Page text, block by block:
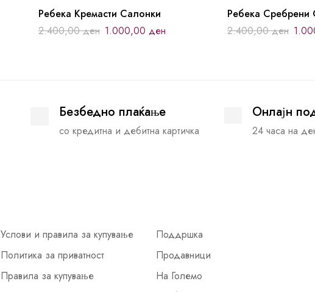
Ребека Кремасти Салонки
2.400,00ден 1.000,00 ден
Ребека Сребрени
2.400,00ден
Безбедно плаќање
со кредитна и дебитна картичка
Онлајн
24 часа на
Услови и правила за купување
Политика за приватност
Правила за купување
Поддршка
Продавници
На Големо